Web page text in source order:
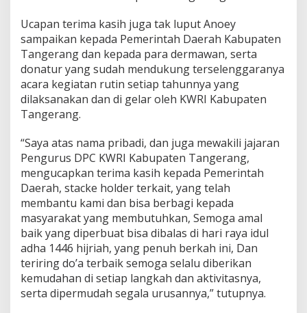
Ucapan terima kasih juga tak luput Anoey
sampaikan kepada Pemerintah Daerah Kabupaten
Tangerang dan kepada para dermawan, serta
donatur yang sudah mendukung terselenggaranya
acara kegiatan rutin setiap tahunnya yang
dilaksanakan dan di gelar oleh KWRI Kabupaten
Tangerang.
“Saya atas nama pribadi, dan juga mewakili jajaran
Pengurus DPC KWRI Kabupaten Tangerang,
mengucapkan terima kasih kepada Pemerintah
Daerah, stacke holder terkait, yang telah
membantu kami dan bisa berbagi kepada
masyarakat yang membutuhkan, Semoga amal
baik yang diperbuat bisa dibalas di hari raya idul
adha 1446 hijriah, yang penuh berkah ini, Dan
teriring do’a terbaik semoga selalu diberikan
kemudahan di setiap langkah dan aktivitasnya,
serta dipermudah segala urusannya,” tutupnya.